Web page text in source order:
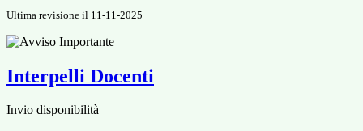
Ultima revisione il 11-11-2025
Interpelli Docenti
Invio disponibilità